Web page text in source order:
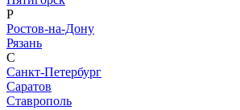
Р
Ростов-на-Дону
Рязань
С
Санкт-Петербург
Саратов
Ставрополь